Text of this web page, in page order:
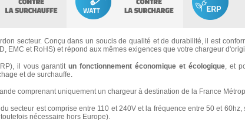
secteur. Conçu dans un soucis de qualité et de durabilité, il est
EMC et RoHS) et répond aux mêmes exigences que votre chargeur
il vous garantitun fonctionnement économique et écologique, et
et de surchauffe.
comprenant uniquement un chargeur à destination de la France
secteur est comprise entre 110 et 240V et la fréquence entre 50 et 60hz,
nécessaire hors Europe).